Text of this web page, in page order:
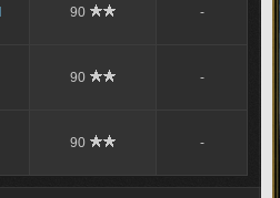
90 -
90 -
90 -